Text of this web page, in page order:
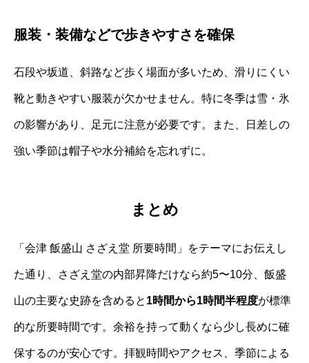
服装・装備などで歩きやすさを確保
石段や坂道、斜路など歩く場面が多いため、滑りにくい
靴と動きやすい服装が欠かせません。特に冬季は雪・氷
の影響があり、足元に注意が必要です。また、日差しの
強い季節は帽子や水分補給を忘れずに。
まとめ
「会津 飯盛山 さざえ堂 所要時間」をテーマにお伝えし
た通り、さざえ堂の内部昇降だけなら約5〜10分、飯盛
山の主要な史跡を含めると 1時間から1時間半程度が標準
的な所要時間です。余裕を持って動くなら少し長めに確
保するのが安心です。拝観時間やアクセス、季節による